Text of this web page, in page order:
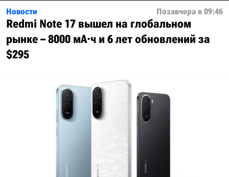
Новости Позавчера в 09:46
Redmi Note 17 вышел на глобальном
рынке – 8000 мА·ч и 6 лет обновлений за
$295